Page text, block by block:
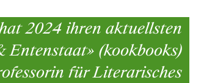
2024 ihren aktuellsten
(kookbooks)
für Literarisches